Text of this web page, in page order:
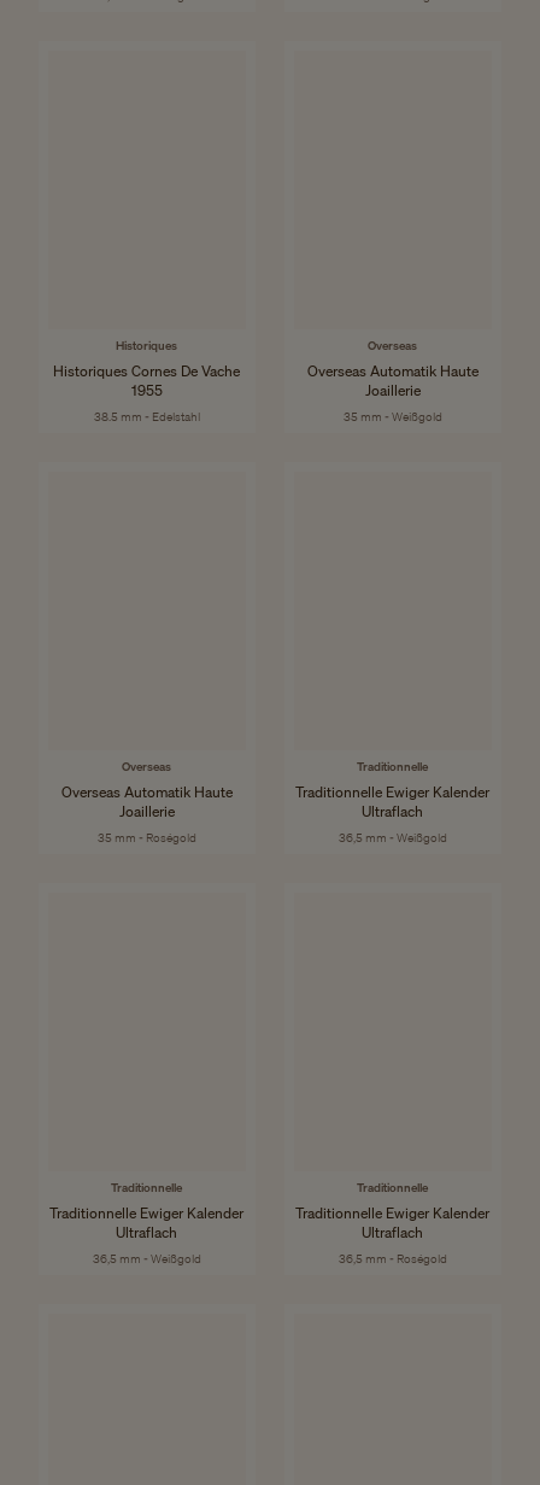
Historiques
Historiques Cornes De Vache
1955
38.5 mm - Edelstahl
Overseas
Overseas Automatik Haute
Joaillerie
35 mm - Weißgold
Overseas
Overseas Automatik Haute
Joaillerie
35 mm - Roségold
Traditionnelle
Traditionnelle Ewiger Kalender
Ultraflach
36,5 mm - Weißgold
Traditionnelle
Traditionnelle Ewiger Kalender
Ultraflach
36,5 mm - Weißgold
Traditionnelle
Traditionnelle Ewiger Kalender
Ultraflach
36,5 mm - Roségold